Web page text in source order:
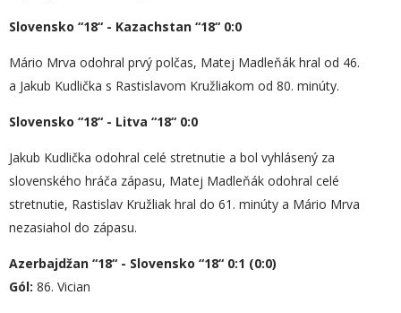
Slovensko “18“ - Kazachstan “18“ 0:0
Mário Mrva odohral prvý polčas, Matej Madleňák hral od 46.
a Jakub Kudlička s Rastislavom Kružliakom od 80. minúty.
Slovensko “18“ - Litva “18“ 0:0
Jakub Kudlička odohral celé stretnutie a bol vyhlásený za
slovenského hráča zápasu, Matej Madleňák odohral celé
stretnutie, Rastislav Kružliak hral do 61. minúty a Mário Mrva
nezasiahol do zápasu.
Azerbajdžan “18“ - Slovensko “18“ 0:1 (0:0)
Gól: 86. Vician